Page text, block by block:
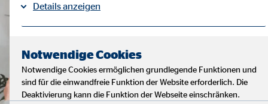
Details anzeigen
Notwendige Cookies
Notwendige Cookies ermöglichen grundlegende Funktionen und
sind für die einwandfreie Funktion der Website erforderlich. Die
Deaktivierung kann die Funktion der Webseite einschränken.